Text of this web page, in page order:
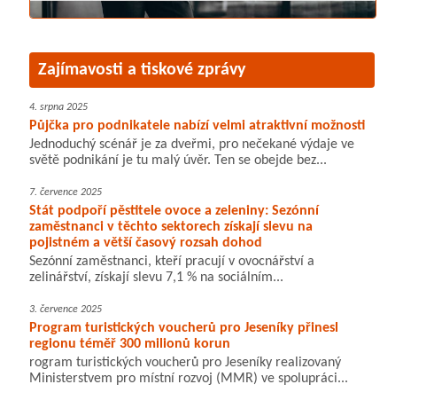
Zajímavosti a tiskové zprávy
4. srpna 2025
Půjčka pro podnikatele nabízí velmi atraktivní možnosti
Jednoduchý scénář je za dveřmi, pro nečekané výdaje ve
světě podnikání je tu malý úvěr. Ten se obejde bez...
7. července 2025
Stát podpoří pěstitele ovoce a zeleniny: Sezónní
zaměstnanci v těchto sektorech získají slevu na
pojistném a větší časový rozsah dohod
Sezónní zaměstnanci, kteří pracují v ovocnářství a
zelinářství, získají slevu 7,1 % na sociálním...
3. července 2025
Program turistických voucherů pro Jeseníky přinesl
regionu téměř 300 milionů korun
rogram turistických voucherů pro Jeseníky realizovaný
Ministerstvem pro místní rozvoj (MMR) ve spolupráci...